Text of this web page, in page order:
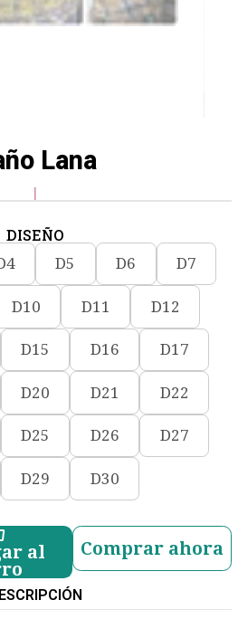
Lana
|
DISEÑO
D5 D6 D7
D10 D11 D12
D15 D16 D17
D20 D21 D22
D25 D26 D27
D29 D30
al
Comprar ahora